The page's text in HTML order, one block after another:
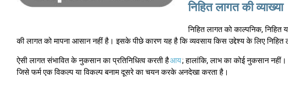
निहित लागत की व्याख्या
निहित लागत को काल्पनिक,
की लागत को मापना आसान नहीं है। इसके पीछे कारण यह है कि व्यवसाय किस उद्देश्य के लिए निहित
ऐसी लागत संभावित के नुकसान का प्रतिनिधित्व करती हैआय; हालांकि, लाभ का कोई नुकसान
जिसे फर्म एक विकल्प या विकल्प बनाम दूसरे का चयन करके अनदेखा करता है।